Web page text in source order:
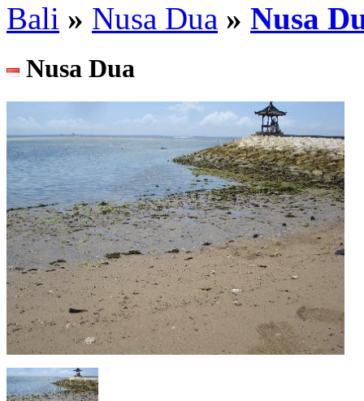
Bali » Nusa Dua » Nusa
Nusa Dua